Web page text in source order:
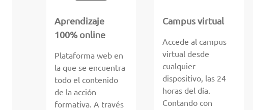
Aprendizaje
100% online
Plataforma web en
la que se encuentra
todo el contenido
de la acción
formativa. A través
Campus virtual
Accede al campus
virtual desde
cualquier
dispositivo, las 24
horas del día.
Contando con